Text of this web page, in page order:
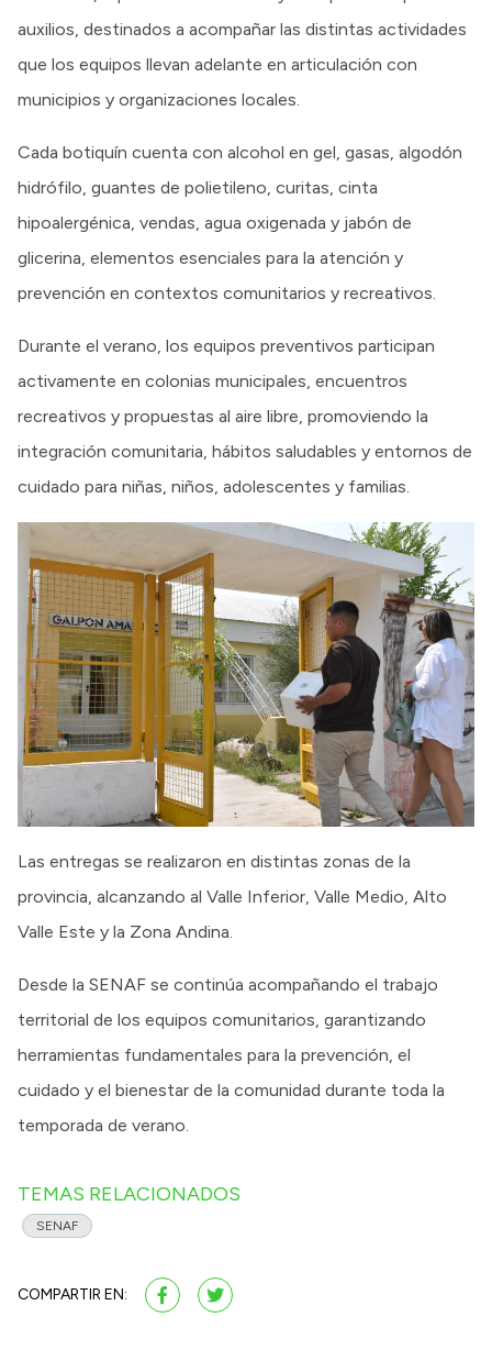
auxilios, destinados a acompañar las distintas actividades
que los equipos llevan adelante en articulación con
municipios y organizaciones locales.
Cada botiquín cuenta con alcohol en gel, gasas, algodón
hidrófilo, guantes de polietileno, curitas, cinta
hipoalergénica, vendas, agua oxigenada y jabón de
glicerina, elementos esenciales para la atención y
prevención en contextos comunitarios y recreativos.
Durante el verano, los equipos preventivos participan
activamente en colonias municipales, encuentros
recreativos y propuestas al aire libre, promoviendo la
integración comunitaria, hábitos saludables y entornos de
cuidado para niñas, niños, adolescentes y familias.
Las entregas se realizaron en distintas zonas de la
provincia, alcanzando al Valle Inferior, Valle Medio, Alto
Valle Este y la Zona Andina.
Desde la SENAF se continúa acompañando el trabajo
territorial de los equipos comunitarios, garantizando
herramientas fundamentales para la prevención, el
cuidado y el bienestar de la comunidad durante toda la
temporada de verano.
TEMAS RELACIONADOS
SENAF
COMPARTIR EN: